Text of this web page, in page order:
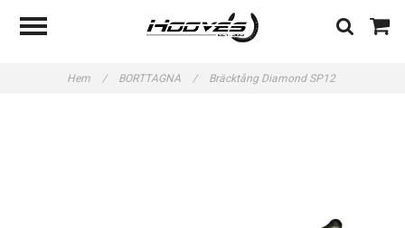
Hem / BORTTAGNA / Bräcktång Diamond SP12